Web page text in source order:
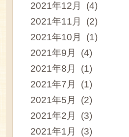
2021年12月 (4)
2021年11月 (2)
2021年10月 (1)
2021年9月 (4)
2021年8月 (1)
2021年7月 (1)
2021年5月 (2)
2021年2月 (3)
2021年1月 (3)